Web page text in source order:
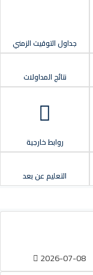
جداول التوقيت الزمني
نتائج المداولات
روابط خارجية
التعليم عن بعد
2026-07-08